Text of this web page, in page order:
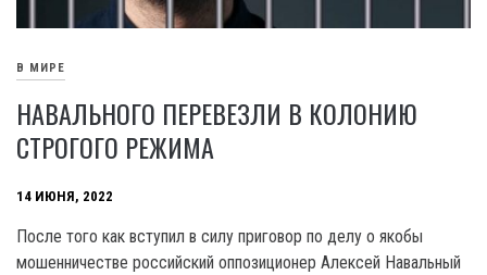
В МИРЕ
НАВАЛЬНОГО ПЕРЕВЕЗЛИ В КОЛОНИЮ
СТРОГОГО РЕЖИМА
14 ИЮНЯ, 2022
После того как вступил в силу приговор по делу о якобы
мошенничестве российский оппозиционер Алексей Навальный